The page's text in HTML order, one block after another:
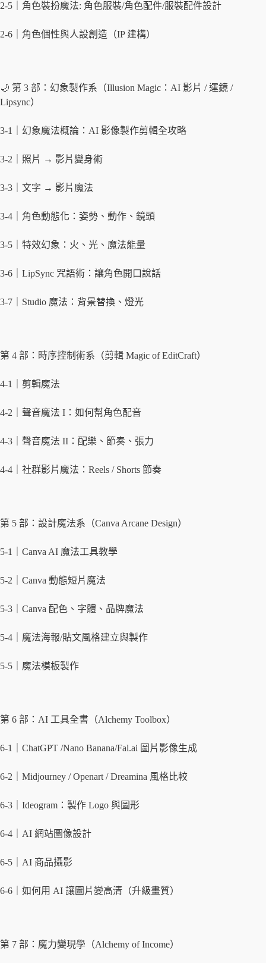
2-5｜角色裝扮魔法: 角色服裝/角色配件/服裝配件設計
2-6｜角色個性與人設創造（IP 建構）
🌙 第 3 部：幻象製作系（Illusion Magic：AI 影片 / 運鏡 /
Lipsync）
3-1｜幻象魔法概論：AI 影像製作剪輯全攻略
3-2｜照片 → 影片變身術
3-3｜文字 → 影片魔法
3-4｜角色動態化：姿勢、動作、鏡頭
3-5｜特效幻象：火、光、魔法能量
3-6｜LipSync 咒語術：讓角色開口說話
3-7｜Studio 魔法：背景替換、燈光
第 4 部：時序控制術系（剪輯 Magic of EditCraft）
4-1｜剪輯魔法
4-2｜聲音魔法 I：如何幫角色配音
4-3｜聲音魔法 II：配樂、節奏、張力
4-4｜社群影片魔法：Reels / Shorts 節奏
第 5 部：設計魔法系（Canva Arcane Design）
5-1｜Canva AI 魔法工具教學
5-2｜Canva 動態短片魔法
5-3｜Canva 配色、字體、品牌魔法
5-4｜魔法海報/貼文風格建立與製作
5-5｜魔法模板製作
第 6 部：AI 工具全書（Alchemy Toolbox）
6-1｜ChatGPT /Nano Banana/Fal.ai 圖片影像生成
6-2｜Midjourney / Openart / Dreamina 風格比較
6-3｜Ideogram：製作 Logo 與圖形
6-4｜AI 網站圖像設計
6-5｜AI 商品攝影
6-6｜如何用 AI 讓圖片變高清（升級畫質）
第 7 部：魔力變現學（Alchemy of Income）